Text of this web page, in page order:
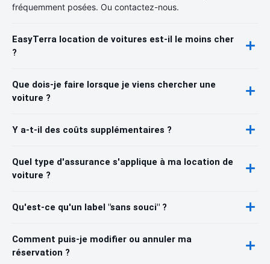
fréquemment posées. Ou contactez-nous.
EasyTerra location de voitures est-il le moins cher
?
Que dois-je faire lorsque je viens chercher une
voiture ?
Y a-t-il des coûts supplémentaires ?
Quel type d'assurance s'applique à ma location de
voiture ?
Qu'est-ce qu'un label "sans souci" ?
Comment puis-je modifier ou annuler ma
réservation ?